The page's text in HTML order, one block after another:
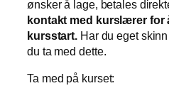
ønsker å lage, betales
kontakt med kurslærer for
kursstart. Har du eget
du ta med dette.
Ta med på kurset: